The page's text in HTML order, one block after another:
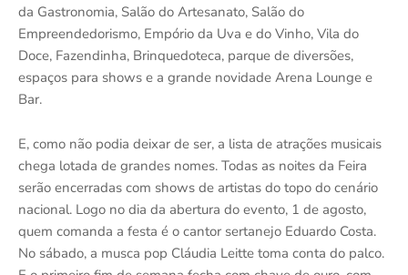
da Gastronomia, Salão do Artesanato, Salão do
Empreendedorismo, Empório da Uva e do Vinho, Vila do
Doce, Fazendinha, Brinquedoteca, parque de diversões,
espaços para shows e a grande novidade Arena Lounge e
Bar.
E, como não podia deixar de ser, a lista de atrações musicais
chega lotada de grandes nomes. Todas as noites da Feira
serão encerradas com shows de artistas do topo do cenário
nacional. Logo no dia da abertura do evento, 1 de agosto,
quem comanda a festa é o cantor sertanejo Eduardo Costa.
No sábado, a musca pop Cláudia Leitte toma conta do palco.